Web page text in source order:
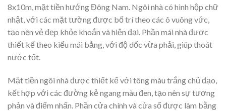
8x10m, mặt tiền hướng Đông Nam. Ngôi nhà có hình hộp chữ
nhật, với các mặt tường được bố trí theo các ô vuông vức,
tạo nên vẻ đẹp khỏe khoắn và hiện đại. Phần mái nhà được
thiết kế theo kiểu mái bằng, với độ dốc vừa phải, giúp thoát
nước tốt.
Mặt tiền ngôi nhà được thiết kế với tông màu trắng chủ đạo,
kết hợp với các đường kẻ ngang màu đen, tạo nên sự tương
phản và điểm nhấn. Phần cửa chính và cửa sổ được làm bằng